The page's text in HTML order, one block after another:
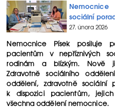
sociální
27. února 2026
Nemocnice Písek posiluje
pacientům v nepříznivých
rodinám a blízkým. Nově ji
Zdravotně sociálního
oddělení, zdravotně sociální
k dispozici pacientům,
všechna oddělení nemocnice.